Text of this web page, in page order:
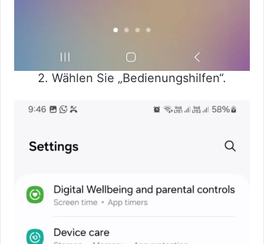
2. Wählen Sie „Bedienungshilfen“.